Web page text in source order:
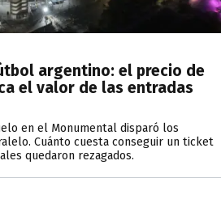
argentino: el precio de
el valor de las entradas
en el Monumental disparó los
Cuánto cuesta conseguir un ticket
quedaron rezagados.